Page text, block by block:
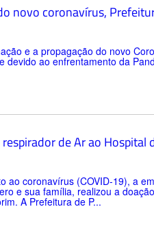
novo coronavírus,
e a propagação do novo
devido ao enfrentamento da
de Ar ao Hospital
ao coronavírus (COVID-19), a
e sua família, realizou a
A Prefeitura de P...